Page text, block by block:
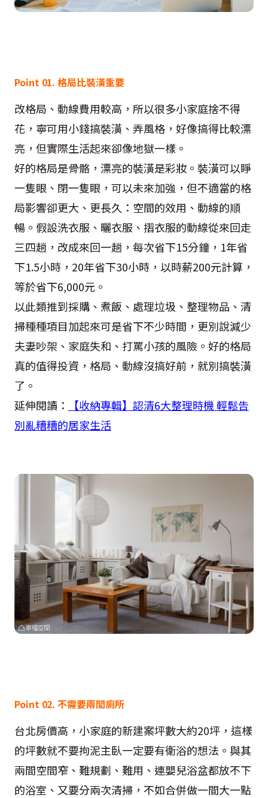
Point 01. 格局比裝潢重要
改格局、動線費用較高，所以很多小家庭捨不得
花，寧可用小錢搞裝潢、弄風格，好像搞得比較漂
亮，但實際生活起來卻像地獄一樣。
好的格局是骨骼，漂亮的裝潢是彩妝。裝潢可以睜
一隻眼、閉一隻眼，可以未來加強，但不適當的格
局影響卻更大、更長久：空間的效用、動線的順
暢。假設洗衣服、曬衣服、摺衣服的動線從來回走
三四趟，改成來回一趟，每次省下15分鐘，1年省
下1.5小時，20年省下30小時，以時薪200元計算，
等於省下6,000元。
以此類推到採購、煮飯、處理垃圾、整理物品、清
掃種種項目加起來可是省下不少時間，更別說減少
夫妻吵架、家庭失和、打罵小孩的風險。好的格局
真的值得投資，格局、動線沒搞好前，就別搞裝潢
了。
延伸閱讀：
【收納專輯】認清6大整理時機 輕鬆告
別亂糟糟的居家生活
Point 02. 不需要兩間廁所
台北房價高，小家庭的新建案坪數大約20坪，這樣
的坪數就不要拘泥主臥一定要有衛浴的想法。與其
兩間空間窄、難規劃、難用、連嬰兒浴盆都放不下
的浴室、又要分兩次清掃，不如合併做一間大一點